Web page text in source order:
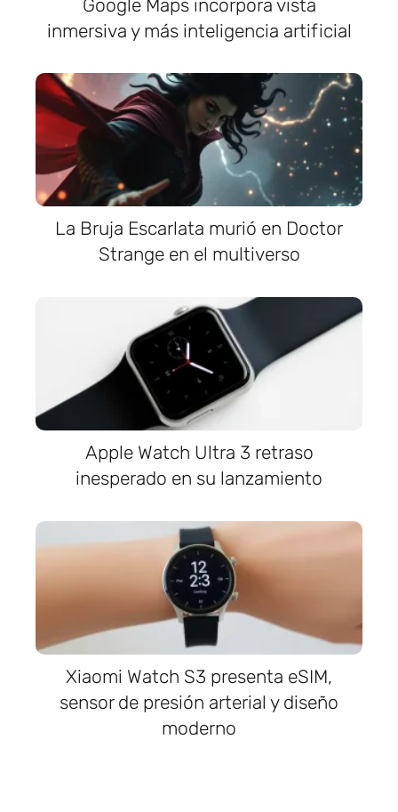
Google Maps incorpora vista
inmersiva y más inteligencia artificial
La Bruja Escarlata murió en Doctor
Strange en el multiverso
Apple Watch Ultra 3 retraso
inesperado en su lanzamiento
Xiaomi Watch S3 presenta eSIM,
sensor de presión arterial y diseño
moderno